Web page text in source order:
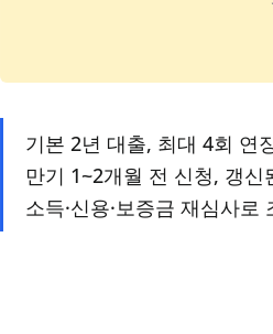
기본 2년 대출, 최대 4회 연
만기 1~2개월 전 신청, 갱
소득·신용·보증금 재심사로